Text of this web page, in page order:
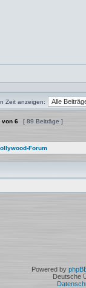
Zeit anzeigen:
von 6 [ 89 Beiträge ]
Forum
Powered by
Deutsche